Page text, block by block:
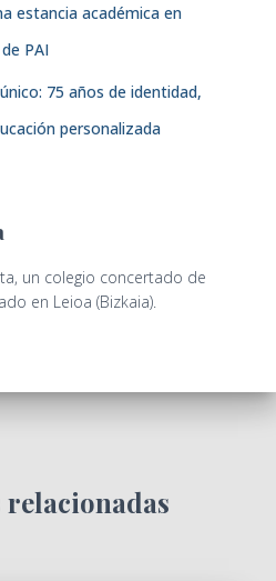
estancia académica en
PAI
75 años de identidad,
personalizada
un colegio concertado de
en Leioa (Bizkaia).